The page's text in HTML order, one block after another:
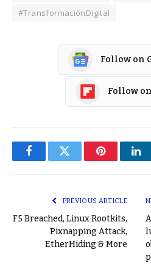
#TransformaciónDigital
Follow on
Follow
FacebookTwitter Pinterest
PREVIOUS ARTICLE
F5 Breached, Linux Rootkits,
Pixnapping Attack,
EtherHiding & More